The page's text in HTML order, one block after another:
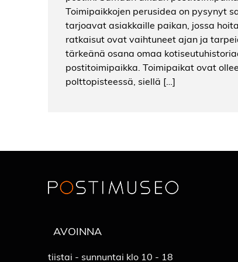
Toimipaikkojen perusidea on pysynyt
tarjoavat asiakkaille paikan, jossa
ratkaisut ovat vaihtuneet ajan ja
tärkeänä osana omaa
postitoimipaikka. Toimipaikat ovat
polttopisteessä, siellä […]
AVOINNA
tiistai - sunnuntai klo 10 - 18